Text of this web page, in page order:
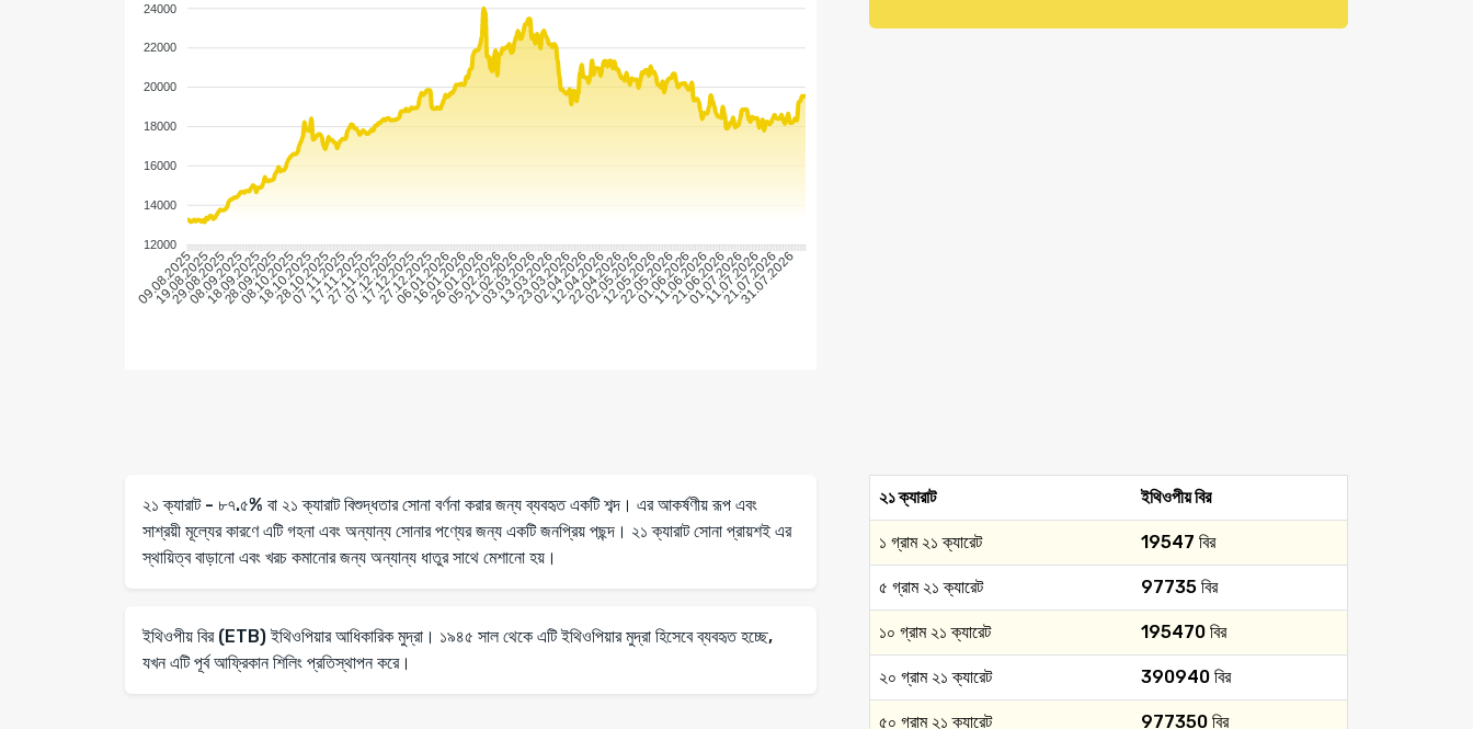
24000
22000
20000
18000
16000
14000
12000
09.08.2025
19.08.2025
29.08.2025
08.09.2025
18.09.2025
28.09.2025
08.10.2025
18.10.2025
28.10.2025
07.11.2025
17.11.2025
27.11.2025
07.12.2025
17.12.2025
27.12.2025
06.01.2026
16.01.2026
26.01.2026
05.02.2026
21.02.2026
03.03.2026
13.03.2026
23.03.2026
02.04.2026
12.04.2026
22.04.2026
02.05.2026
12.05.2026
22.05.2026
01.06.2026
11.06.2026
21.06.2026
01.07.2026
11.07.2026
21.07.2026
31.07.2026
২১ ক্যারাট - ৮৭.৫% বা ২১ ক্যারাট বিশুদ্ধতার সোনা বর্ণনা করার জন্য ব্যবহৃত একটি শব্দ। এর আকর্ষণীয় রূপ এবং
সাশ্রয়ী মূল্যের কারণে এটি গহনা এবং অন্যান্য সোনার পণ্যের জন্য একটি জনপ্রিয় পছন্দ। ২১ ক্যারাট সোনা প্রায়শই এর
স্থায়িত্ব বাড়ানো এবং খরচ কমানোর জন্য অন্যান্য ধাতুর সাথে মেশানো হয়।
ইথিওপীয় বির (ETB) ইথিওপিয়ার আধিকারিক মুদ্রা। ১৯৪৫ সাল থেকে এটি ইথিওপিয়ার মুদ্রা হিসেবে ব্যবহৃত হচ্ছে,
যখন এটি পূর্ব আফ্রিকান শিলিং প্রতিস্থাপন করে।
২১ ক্যারাট ইথিওপীয় বির
১ গ্রাম ২১ ক্যারেট 19547 বির
৫ গ্রাম ২১ ক্যারেট 97735 বির
১০ গ্রাম ২১ ক্যারেট 195470 বির
২০ গ্রাম ২১ ক্যারেট 390940 বির
৫০ গ্রাম ২১ ক্যারেট 977350 বির